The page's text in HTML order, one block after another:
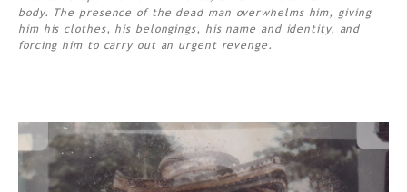
body. The presence of the dead man overwhelms him, giving
him his clothes, his belongings, his name and identity, and
forcing him to carry out an urgent revenge.